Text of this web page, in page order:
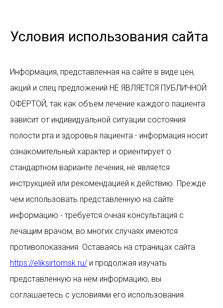
Условия использования сайта
Информация, представленная на сайте в виде цен,
акций и спец предложений НЕ ЯВЛЯЕТСЯ ПУБЛИЧНОЙ
ОФЕРТОЙ, так как объем лечение каждого пациента
зависит от индивидуальной ситуации состояния
полости рта и здоровья пациента - информация носит
ознакомительный характер и ориентирует о
стандартном варианте лечения, не является
инструкцией или рекомендацией к действию. Прежде
чем использовать представленную на сайте
информацию - требуется очная консультация с
лечащим врачом, во многих случаях имеются
противопоказания. Оставаясь на страницах сайта
https://eliksirtomsk.ru/ и продолжая изучать
представленную на нем информацию, вы
соглашаетесь с условиями его использования.